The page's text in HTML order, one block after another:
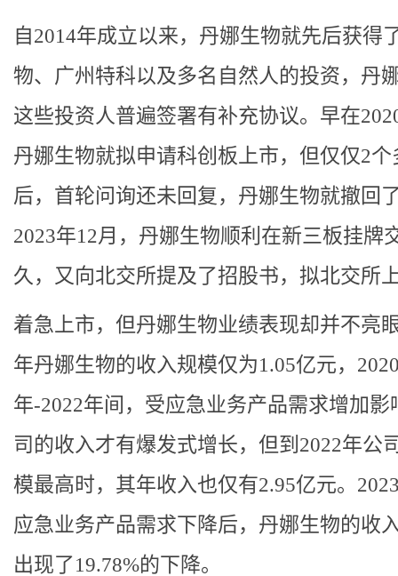
自2014年成立以来，丹娜生物就先后获得
物、广州特科以及多名自然人的投资，丹
这些投资人普遍签署有补充协议。早在
丹娜生物就拟申请科创板上市，但仅仅2个
后，首轮问询还未回复，丹娜生物就撤回
2023年12月，丹娜生物顺利在新三板挂牌
久，又向北交所提及了招股书，拟北交所
着急上市，但丹娜生物业绩表现却并不亮
年丹娜生物的收入规模仅为1.05亿元，
年-2022年间，受应急业务产品需求增加影
司的收入才有爆发式增长，但到2022年公
模最高时，其年收入也仅有2.95亿元。
应急业务产品需求下降后，丹娜生物的收
出现了19.78%的下降。